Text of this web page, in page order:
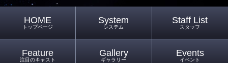
HOME
トップページ
System
システム
Staff List
スタッフ
Feature
注目のキャスト
Gallery
ギャラリー
Events
イベント